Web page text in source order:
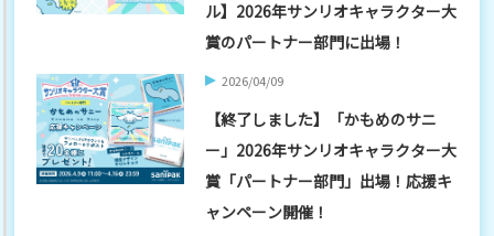
ル】2026年サンリオキャラクター大
賞のパートナー部門に出場！
2026/04/09
【終了しました】「かもめのサニ
ー」2026年サンリオキャラクター大
賞「パートナー部門」出場！応援キ
ャンペーン開催！